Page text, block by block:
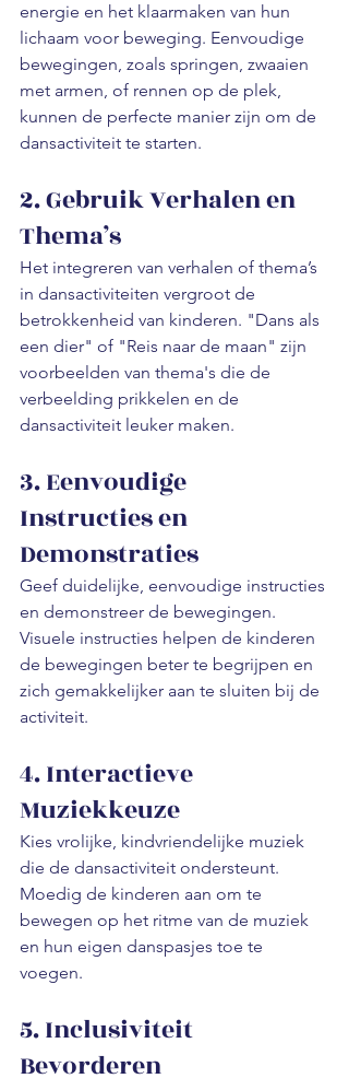
energie en het klaarmaken van hun
lichaam voor beweging. Eenvoudige
bewegingen, zoals springen, zwaaien
met armen, of rennen op de plek,
kunnen de perfecte manier zijn om de
dansactiviteit te starten.
2. Gebruik Verhalen en
Thema’s
Het integreren van verhalen of thema’s
in dansactiviteiten vergroot de
betrokkenheid van kinderen. "Dans als
een dier" of "Reis naar de maan" zijn
voorbeelden van thema's die de
verbeelding prikkelen en de
dansactiviteit leuker maken.
3. Eenvoudige
Instructies en
Demonstraties
Geef duidelijke, eenvoudige instructies
en demonstreer de bewegingen.
Visuele instructies helpen de kinderen
de bewegingen beter te begrijpen en
zich gemakkelijker aan te sluiten bij de
activiteit.
4. Interactieve
Muziekkeuze
Kies vrolijke, kindvriendelijke muziek
die de dansactiviteit ondersteunt.
Moedig de kinderen aan om te
bewegen op het ritme van de muziek
en hun eigen danspasjes toe te
voegen.
5. Inclusiviteit
Bevorderen